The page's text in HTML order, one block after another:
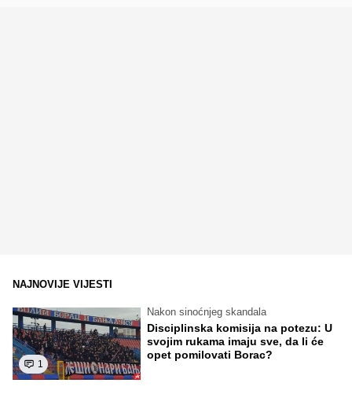
NAJNOVIJE VIJESTI
1
Nakon sinoćnjeg skandala
Disciplinska komisija na potezu: U
svojim rukama imaju sve, da li će
opet pomilovati Borac?